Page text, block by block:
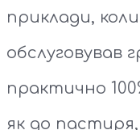
приклади,
обслуговував
практично
як до